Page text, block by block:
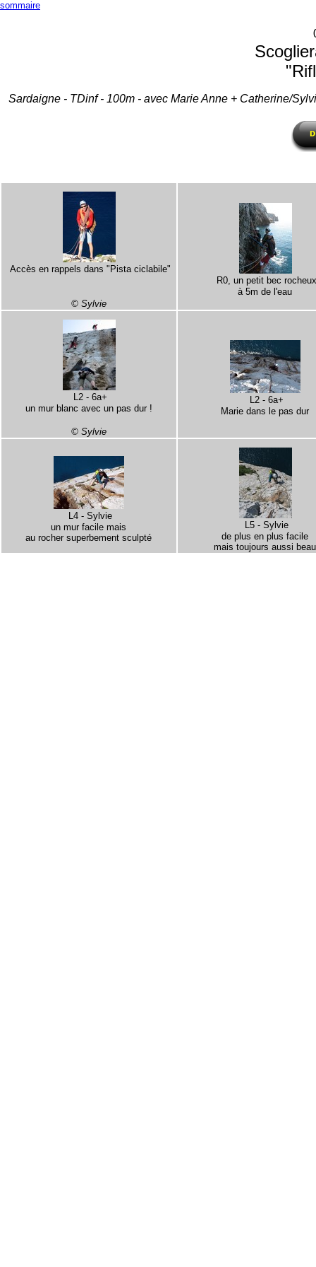
sommaire
Sardaigne - TDinf - 100m - avec Marie Anne + Catherine/
Accès en rappels dans "Pista ciclabile"
© Sylvie
R0, un petit bec rocheux
à 5m de l'eau
L2 - 6a+
un mur blanc avec un pas dur !
© Sylvie
L2 - 6a+
Marie dans le pas dur
L4 - Sylvie
un mur facile mais
au rocher superbement sculpté
L5 - Sylvie
de plus en plus facile
mais toujours aussi beau